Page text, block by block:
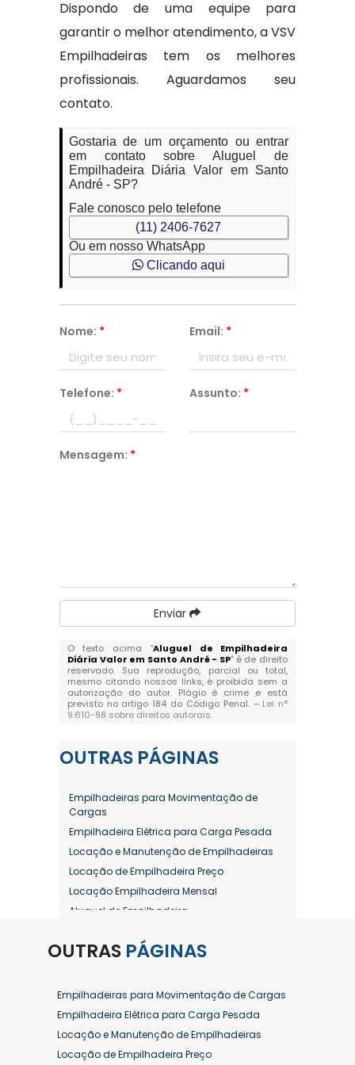
Dispondo de uma equipe para
garantir o melhor atendimento, a VSV
Empilhadeiras tem os melhores
profissionais. Aguardamos seu
contato.
Gostaria de um orçamento ou entrar
em contato sobre Aluguel de
Empilhadeira Diária Valor em Santo
André - SP?
Fale conosco pelo telefone
(11) 2406-7627
Ou em nosso WhatsApp
Clicando aqui
Nome: * Email: *
Telefone: * Assunto: *
Mensagem: *
Enviar
O texto acima "Aluguel de Empilhadeira
Diária Valor em Santo André - SP" é de direito
reservado. Sua reprodução, parcial ou total,
mesmo citando nossos links, é proibida sem a
autorização do autor. Plágio é crime e está
previsto no artigo 184 do Código Penal. – Lei n°
9.610-98 sobre direitos autorais.
OUTRAS PÁGINAS
Empilhadeiras para Movimentação de
Cargas
Empilhadeira Elétrica para Carga Pesada
Locação e Manutenção de Empilhadeiras
Locação de Empilhadeira Preço
Locação Empilhadeira Mensal
Aluguel de Empilhadeira
Aluguel de Empilhadeira Diária Valor
Aluguel de Empilhadeira Elétrica Preço
Aluguel de Empilhadeira Mensal
Aluguel de Empilhadeira Preço
Aluguel de Empilhadeira Valor
OUTRAS PÁGINAS
Empilhadeiras para Movimentação de Cargas
Empilhadeira Elétrica para Carga Pesada
Locação e Manutenção de Empilhadeiras
Locação de Empilhadeira Preço